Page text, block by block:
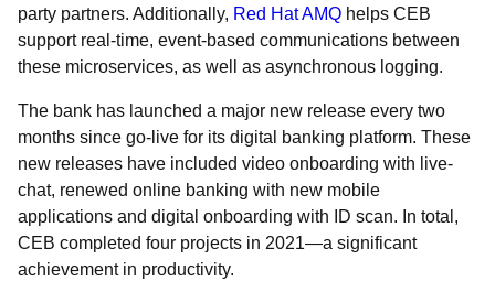
party partners. Additionally, Red Hat AMQ helps CEB
support real-time, event-based communications between
these microservices, as well as asynchronous logging.
The bank has launched a major new release every two
months since go-live for its digital banking platform. These
new releases have included video onboarding with live-
chat, renewed online banking with new mobile
applications and digital onboarding with ID scan. In total,
CEB completed four projects in 2021—a significant
achievement in productivity.